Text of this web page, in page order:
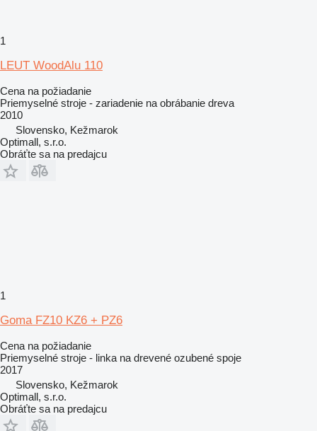
1
LEUT WoodAlu 110
Cena na požiadanie
Priemyselné stroje - zariadenie na obrábanie dreva
2010
Slovensko, Kežmarok
Optimall, s.r.o.
Obráťte sa na predajcu
1
Goma FZ10 KZ6 + PZ6
Cena na požiadanie
Priemyselné stroje - linka na drevené ozubené spoje
2017
Slovensko, Kežmarok
Optimall, s.r.o.
Obráťte sa na predajcu